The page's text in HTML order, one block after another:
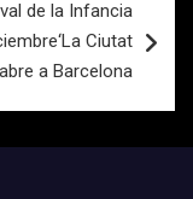
de la Infancia
Ciutat
a Barcelona